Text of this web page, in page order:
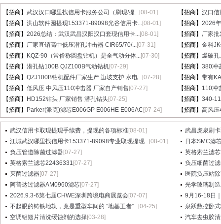
【招商】 武汉汉口哪里找信用卡服务公司（刷现/提...[08-01] 【招商】 汉口信
【招商】 洪山软件园提现153371-89098光谷信用卡...[08-01] 【招商】 2026
【招商】 2026总结：武汉武昌汉阳汉口套现信用卡...[08-01] 【招商】 厂家
【招商】 厂家直销高中低压潜孔冲击器 CIR65/70/...[07-31] 【招商】 金科
【招商】
KQZ-90（常俗称圆盘钻机）是全气动分体...[07-30] 【招商】 爆破孔
【招商】 潜孔钻100B QJZ100B气动钻机[07-29] 【招商】 380冲
【招商】 QZJ100B钻机配件厂家生产 边坡支护 水电...[07-28] 【招商】 带有
【招商】 低风压 中风压110冲击器 厂家自产销售 [07-27] 【招商】 110冲
【招商】
HD152钻头 厂家销售 潜孔钻头[07-25] 【招商】 340-
【招商】
Parker(派克)滤芯E006GP E006HE E006AC [07-24] 【招商】 高风压
武汉信用卡取现提现手续费，提现的各项标准[08-01]
武昌虎泉刷
江城武汉哪里找信用卡153371-89098专业取现提现...[08-01]
日本SMC滤
负压管道除菌过滤器[07-27]
英格索兰滤
英格索兰滤芯22436331 [07-27]
负压细菌过
灭菌过滤器[07-27]
医院负压站
阿普达过滤器AM0960滤芯[07-27]
光学玻璃制
2026.9.3-6第七届CHWE深圳跨境电商展览会[07-07]
9月16-18日
不起眼的铸铁地轨，竟是重型车间的 “地基王者”...[04-25]
泉跃数控卧
空调铝翅片清洗缓蚀剂的选择[03-28]
汽车去虫胶